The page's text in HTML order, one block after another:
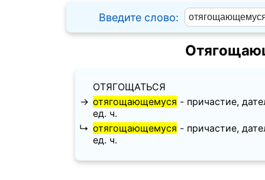
Введите слово:
ОТЯГОЩАТЬСЯ
→ отягощающемуся - причастие,
ед. ч.
↳ отягощающемуся - причастие,
ед. ч.